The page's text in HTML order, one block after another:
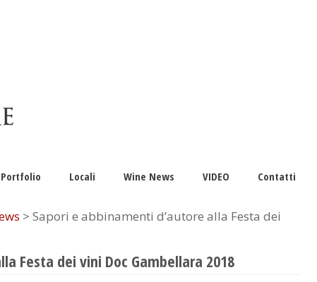
Portfolio Locali Wine News VIDEO Contatti
> Sapori e abbinamenti d’autore alla Festa dei
Festa dei vini Doc Gambellara 2018